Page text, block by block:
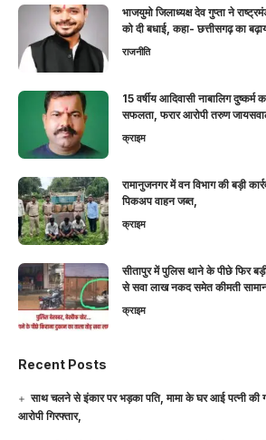
भाजयुमो जिलाध्यक्ष देव गुप्ता ने
को दी बधाई, कहा- छत्तीसगढ़ का
राजनीति
15 वर्षीय आदिवासी नाबालिग
सफलता, फरार आरोपी तरुण
क्राइम
रामानुजनगर में वन विभाग की बड़ी
पिकअप वाहन जब्त,
क्राइम
सीतापुर में पुलिस थाने के पीछे फिर
से सवा लाख नकद समेत कीमती
क्राइम
Recent Posts
साथ चलने से इंकार पर भड़का पति, मामा के घर आई पत्नी की
आरोपी गिरफ्तार,